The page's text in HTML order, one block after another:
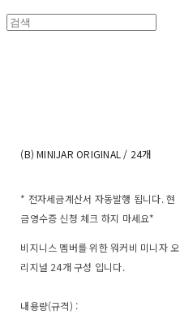
(B) MINIJAR ORIGINAL / 24개
* 전자세금계산서 자동발행 됩니다. 현
금영수증 신청 체크 하지 마세요*
비지니스 멤버를 위한 워커비 미니자 오
리지널 24개 구성 입니다.
내용량(규격) :